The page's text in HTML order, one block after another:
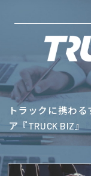
トラックに携わ
ア『TRUCK BIZ』